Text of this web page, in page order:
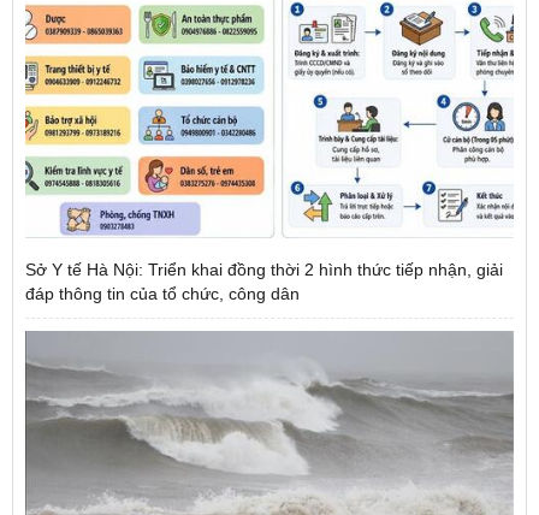
Sở Y tế Hà Nội: Triển khai đồng thời 2 hình thức tiếp nhận, giải
đáp thông tin của tổ chức, công dân